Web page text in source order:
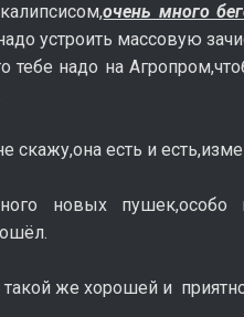
очень много
устроить массовую
тебе надо на
скажу,она есть и
новых пушек,особо
такой же хорошей и